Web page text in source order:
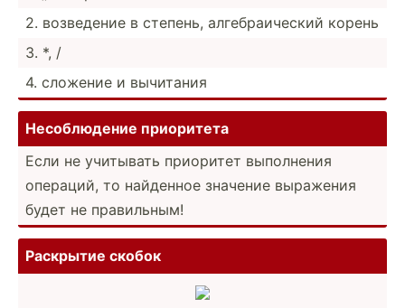
2. возведение в степень, алгебр­аич­еский корень
3. *, /
4. сложение и вычитания
Несобл­юдение приоритета
Если не учитывать приоритет выполнения
операций, то найденное значение выражения
будет не правил­ьным!
Раскрытие скобок